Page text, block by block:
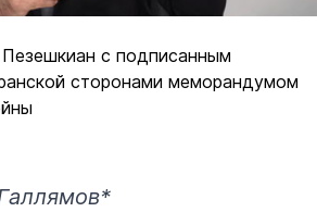
с подписанным
сторонами меморандумом